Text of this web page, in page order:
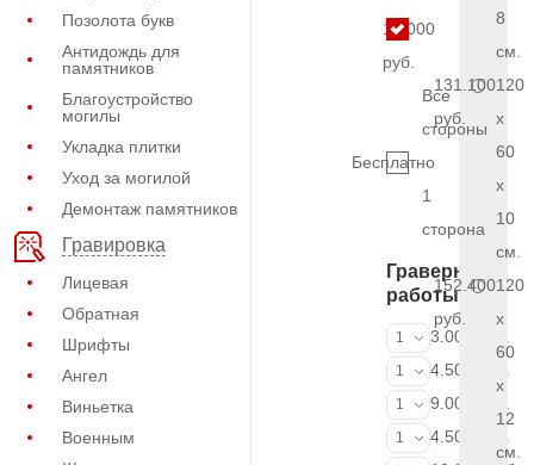
Позолота букв
Антидождь для
памятников
Благоустройство
могилы
Укладка плитки
Уход за могилой
Демонтаж памятников
Гравировка
Лицевая
Обратная
Шрифты
Ангел
Виньетка
Военным
13.000
руб.
Все
стороны
Бесплатно
1
сторона
Граверные
работы
ФИО и даты
1
3.000 руб.
ФИО и даты
1
4.500 руб.
ФИО и даты
1
9.000 руб.
Портрет
1
4.500 руб.
8
см.
131.100
руб.
120
x
60
x
10
см.
152.400
руб.
120
x
60
x
12
см.